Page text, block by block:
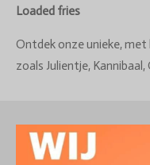
Loaded fries
Ontdek onze unieke,
zoals Julientje, Kannibaal,